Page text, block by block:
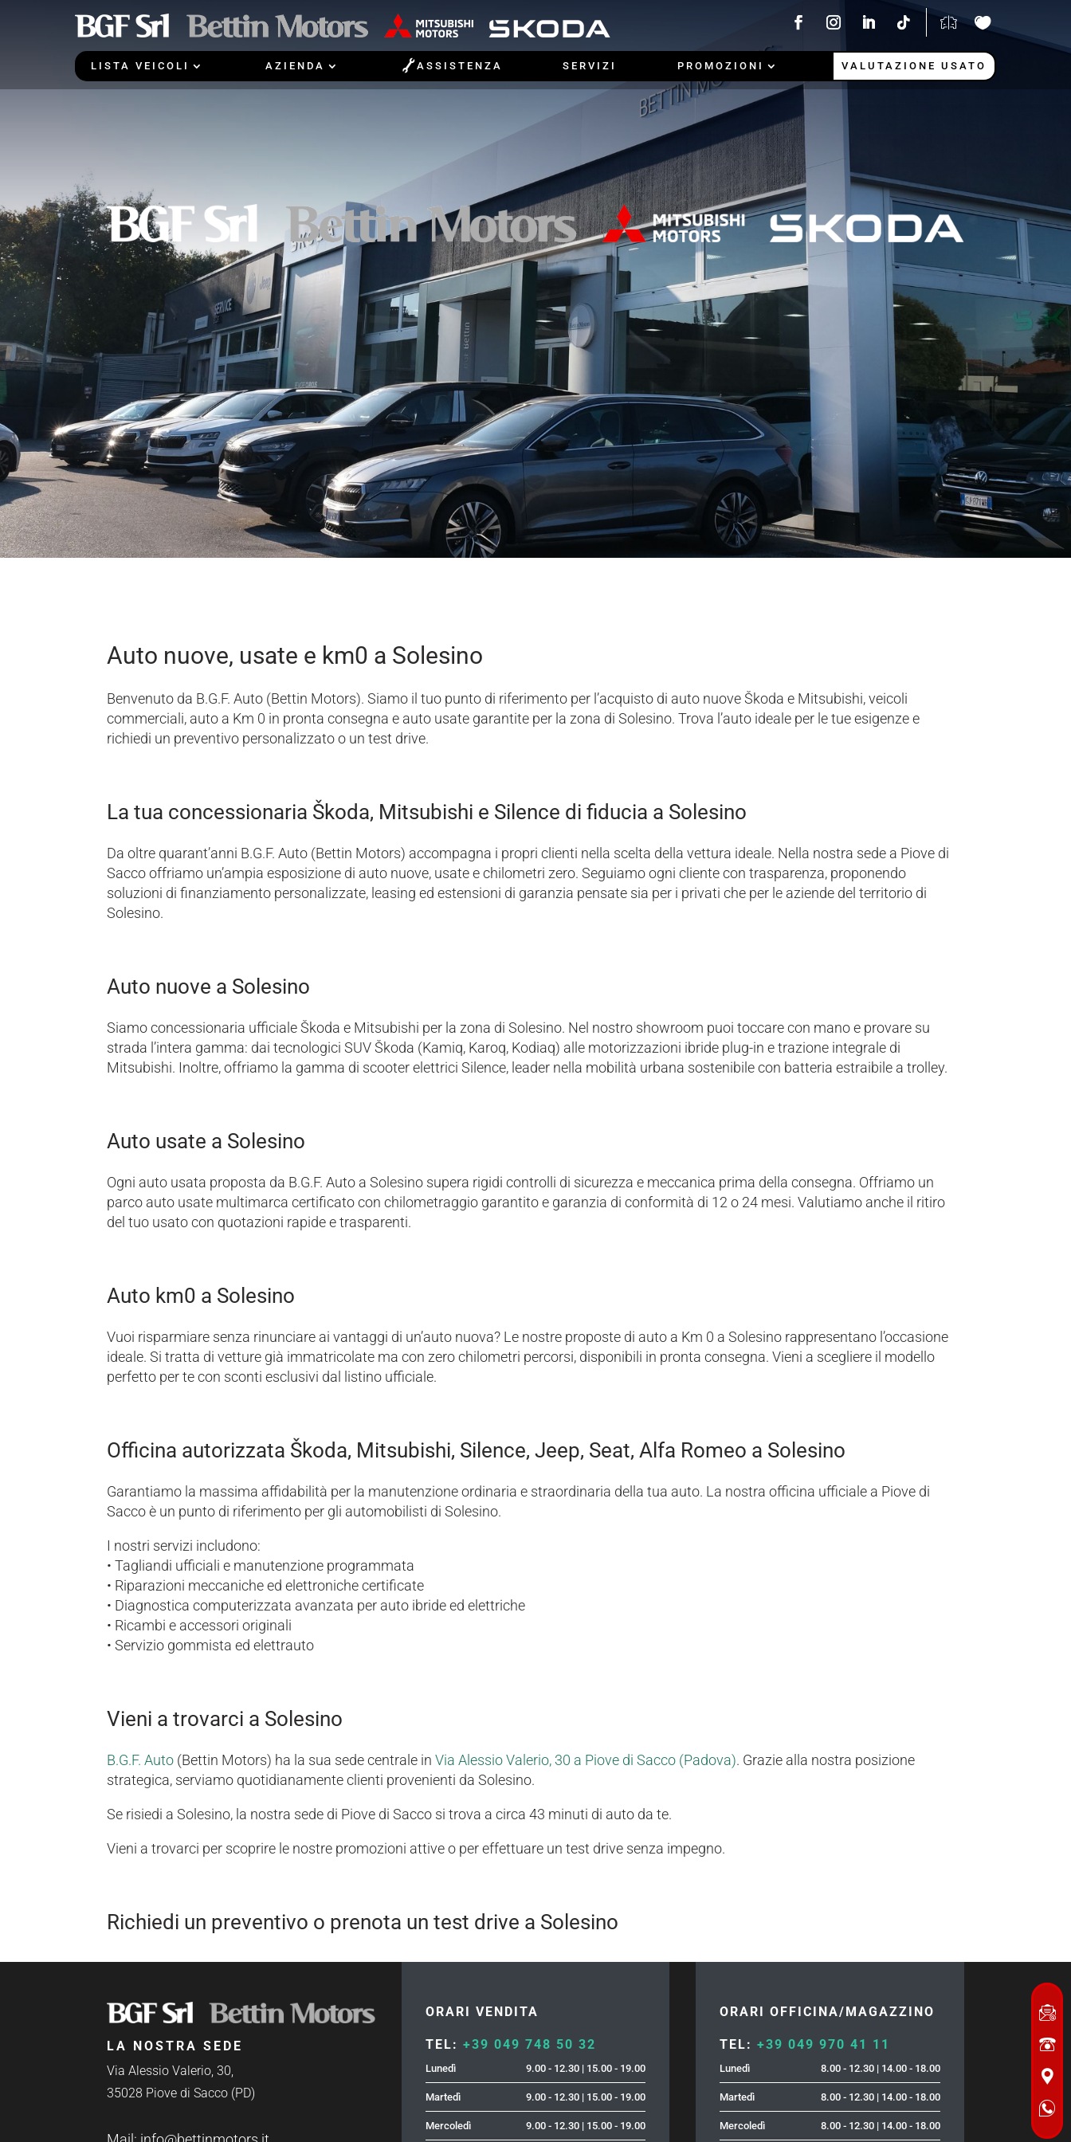
LISTA VEICOLI AZIENDA ASSISTENZA SERVIZI PROMOZIONI VALUTAZIONE USATO
Auto nuove, usate e km0 a Solesino
Benvenuto da B.G.F. Auto (Bettin Motors). Siamo il tuo punto di riferimento per l’acquisto di auto nuove Škoda e Mitsubishi, veicoli
commerciali, auto a Km 0 in pronta consegna e auto usate garantite per la zona di Solesino. Trova l’auto ideale per le tue esigenze e
richiedi un preventivo personalizzato o un test drive.
La tua concessionaria Škoda, Mitsubishi e Silence di fiducia a Solesino
Da oltre quarant’anni B.G.F. Auto (Bettin Motors) accompagna i propri clienti nella scelta della vettura ideale. Nella nostra sede a Piove di
Sacco offriamo un’ampia esposizione di auto nuove, usate e chilometri zero. Seguiamo ogni cliente con trasparenza, proponendo
soluzioni di finanziamento personalizzate, leasing ed estensioni di garanzia pensate sia per i privati che per le aziende del territorio di
Solesino.
Auto nuove a Solesino
Siamo concessionaria ufficiale Škoda e Mitsubishi per la zona di Solesino. Nel nostro showroom puoi toccare con mano e provare su
strada l’intera gamma: dai tecnologici SUV Škoda (Kamiq, Karoq, Kodiaq) alle motorizzazioni ibride plug-in e trazione integrale di
Mitsubishi. Inoltre, offriamo la gamma di scooter elettrici Silence, leader nella mobilità urbana sostenibile con batteria estraibile a trolley.
Auto usate a Solesino
Ogni auto usata proposta da B.G.F. Auto a Solesino supera rigidi controlli di sicurezza e meccanica prima della consegna. Offriamo un
parco auto usate multimarca certificato con chilometraggio garantito e garanzia di conformità di 12 o 24 mesi. Valutiamo anche il ritiro
del tuo usato con quotazioni rapide e trasparenti.
Auto km0 a Solesino
Vuoi risparmiare senza rinunciare ai vantaggi di un’auto nuova? Le nostre proposte di auto a Km 0 a Solesino rappresentano l’occasione
ideale. Si tratta di vetture già immatricolate ma con zero chilometri percorsi, disponibili in pronta consegna. Vieni a scegliere il modello
perfetto per te con sconti esclusivi dal listino ufficiale.
Officina autorizzata Škoda, Mitsubishi, Silence, Jeep, Seat, Alfa Romeo a Solesino
Garantiamo la massima affidabilità per la manutenzione ordinaria e straordinaria della tua auto. La nostra officina ufficiale a Piove di
Sacco è un punto di riferimento per gli automobilisti di Solesino.
I nostri servizi includono:
• Tagliandi ufficiali e manutenzione programmata
• Riparazioni meccaniche ed elettroniche certificate
• Diagnostica computerizzata avanzata per auto ibride ed elettriche
• Ricambi e accessori originali
• Servizio gommista ed elettrauto
Vieni a trovarci a Solesino
B.G.F. Auto (Bettin Motors) ha la sua sede centrale inVia Alessio Valerio, 30 a Piove di Sacco (Padova). Grazie alla nostra posizione
strategica, serviamo quotidianamente clienti provenienti da Solesino.
Se risiedi a Solesino, la nostra sede di Piove di Sacco si trova a circa 43 minuti di auto da te.
Vieni a trovarci per scoprire le nostre promozioni attive o per effettuare un test drive senza impegno.
Richiedi un preventivo o prenota un test drive a Solesino
LA NOSTRA SEDE
Via Alessio Valerio, 30,
35028 Piove di Sacco (PD)
ORARI VENDITA
TEL: +39 049 748 50 32
Lunedì 9.00 - 12.30 | 15.00 - 19.00
Martedì 9.00 - 12.30 | 15.00 - 19.00
Mercoledì 9.00 - 12.30 | 15.00 - 19.00
ORARI OFFICINA/MAGAZZINO
TEL: +39 049 970 41 11
Lunedì 8.00 - 12.30 | 14.00 - 18.00
Martedì 8.00 - 12.30 | 14.00 - 18.00
Mercoledì 8.00 - 12.30 | 14.00 - 18.00